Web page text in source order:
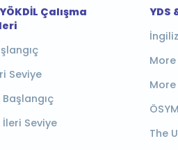
Çalışma
Seviye
Başlangıç
İleri Seviye
YDS
More
The